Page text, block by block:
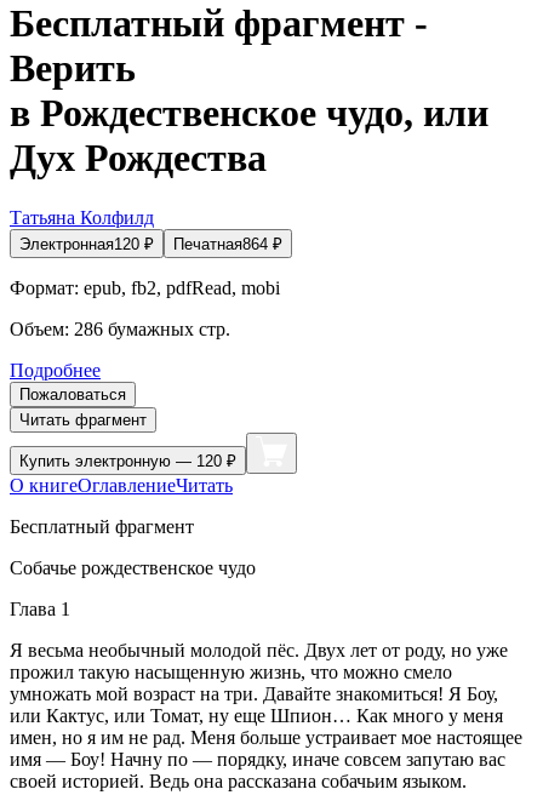
Бесплатный фрагмент -
Верить
в Рождественское чудо, или
Дух Рождества
Татьяна Колфилд
Электронная120 ₽ Печатная864 ₽
Формат: epub, fb2, pdfRead, mobi
Объем: 286 бумажных стр.
Подробнее
Пожаловаться
Читать фрагмент
Купить электронную — 120 ₽
О книгеОглавлениеЧитать
Бесплатный фрагмент
Собачье рождественское чудо
Глава 1
Я весьма необычный молодой пёс. Двух лет от роду, но уже
прожил такую насыщенную жизнь, что можно смело
умножать мой возраст на три. Давайте знакомиться! Я Боу,
или Кактус, или Томат, ну еще Шпион… Как много у меня
имен, но я им не рад. Меня больше устраивает мое настоящее
имя — Боу! Начну по — порядку, иначе совсем запутаю вас
своей историей. Ведь она рассказана собачьим языком.